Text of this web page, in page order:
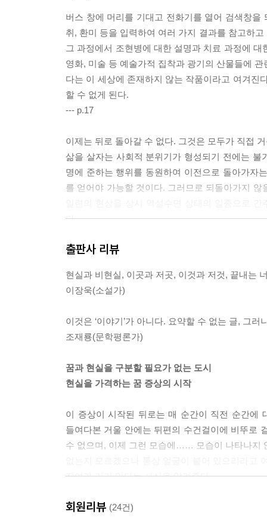
버스 창에 머리를 기대고 전화기를 열어 검색창
취, 환미 등을 입력하여 여러 가지 결과를 참고하
그 과정에서 조현병에 대한 설명과 치료 과정에
영화, 미술 등 예술가적 집착과 광기의 산물들에
다는 이 세상에 존재하지 않는 작품이라고 여겨진
할 수 없게 된다.
--- p.17
이제는 뒤로 돌아갈 수 없다. 그것은 모두가 직접
삶을 살자는 사회적 분위기가 형성되기 전에는
명에 준하는 행위를 동원하여 이전으로 돌아가자
를 얻어야 가능할 것이다. 그러므로 되돌아가지
다.
어떤 오류도 착각도 없이 녹색 선의 H 역에 내려
었거나, 또는 그 어느 쪽도 아니면서 그 모든 것을
실제로 치명률이 높은 전염병이 돌 때도 노동자
서 유급휴가를 내는 사례도 있으니 어느 쪽이든
한 직원은 과연 다음번 재계약에 성공할 수 있을 것
진여는 누구의 진로도 방해할 뜻이 없었고 누구의
데, 그걸 마주 바라봄 없이 혼자 들여다본들 무슨
이에 처음에는 구성원들이 증상자에게 각별히 신
출판사 리뷰
현실과 비현실, 이곳과 저곳, 이것과 저것, 끝내는
이장욱(소설가)
이것은 ‘이야기’가 아니다. 요약할 수 없는 글, 그
조재룡(문학평론가)
꿈과 현실을 구분할 필요가 없는 도시
현실을 가격하는 꿈 증상의 시작
이 증상이 시작된 뒤로는 매 순간이 직전 순간에
들여다본 거울 안에는 뒤편의 수건걸이에 비뚜로
수 없으며, 이제 그런 모습에…… 모습이 나타나지
진여가 거기 있다는 사실을 알려준다.
회원리뷰 (24건)